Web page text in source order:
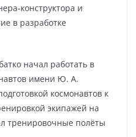
конструктора и
в разработке
начал работать в
имени Ю. А.
космонавтов к
экипажей на
тренировочные полёты